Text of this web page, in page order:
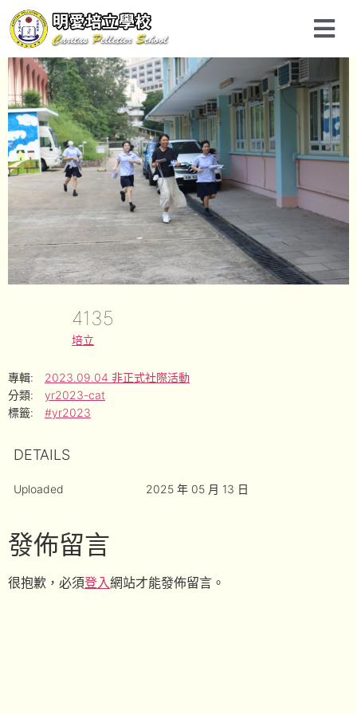
4135
培立
專輯:
2023.09.04 非正式社際活動
分類:
yr2023-cat
標籤:
#yr2023
DETAILS
Uploaded 2025 年 05 月 13 日
發佈留言
很抱歉，必須登入網站才能發佈留言。